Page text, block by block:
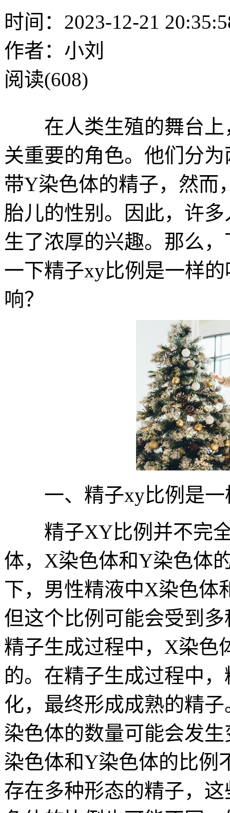
时间：2023-12-21
作者：小刘
阅读(608)
在人类生殖的舞台上
关重要的角色。他们分
带Y染色体的精子，然而
胎儿的性别。因此，许
生了浓厚的兴趣。那么
一下精子xy比例是一样
响？
一、精子xy比例是一
精子XY比例并不完全
体，X染色体和Y染色体
下，男性精液中X染色体
但这个比例可能会受到
精子生成过程中，X染色
的。在精子生成过程中
化，最终形成成熟的精
染色体的数量可能会发
染色体和Y染色体的比例
存在多种形态的精子，